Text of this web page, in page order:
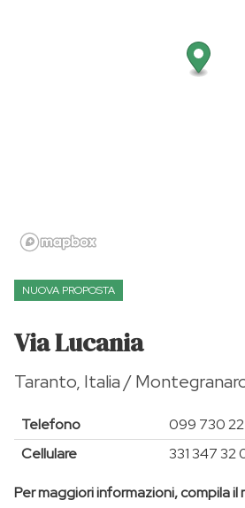
NUOVA PROPOSTA
Via Lucania
Taranto, Italia /
Telefono
099 730
Cellulare
331 347 32
Per maggiori informazioni, compila il